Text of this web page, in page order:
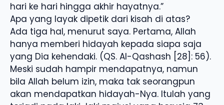
hari ke hari hingga akhir hayatnya.”
Apa yang layak dipetik dari kisah di atas?
Ada tiga hal, menurut saya. Pertama, Allah
hanya memberi hidayah kepada siapa saja
yang Dia kehendaki. (QS. Al-Qashash [28]: 56).
Meski sudah hampir mendapatnya, namun
bila Allah belum izin, maka tak seorangpun
akan mendapatkan hidayah-Nya. Itulah yang